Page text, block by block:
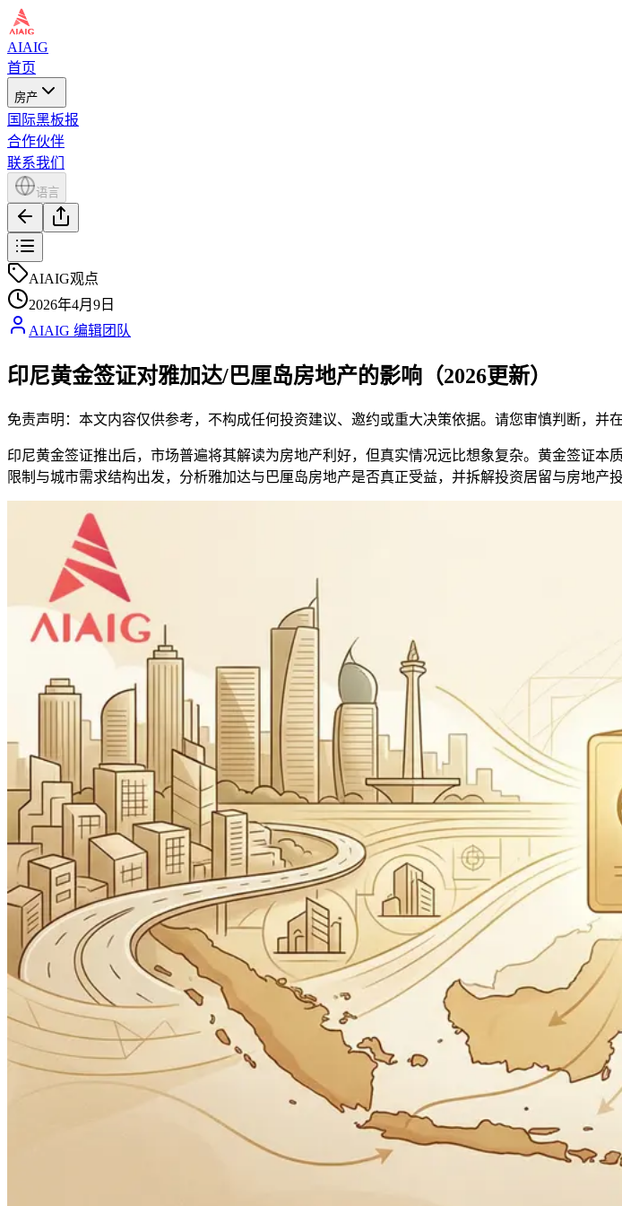
AIAIG
首页
房产
国际黑板报
合作伙伴
联系我们
语言
AIAIG观点
2026年4月9日
AIAIG 编辑团队
印尼黄金签证对雅加达/巴厘岛房地产的影响（2026更新）
免责声明：本文内容仅供参考，不构成任何投资建议、邀约或重大决策依据。请您审慎判断，并
印尼黄金签证推出后，市场普遍将其解读为房地产利好，但真实情况远比想象复杂。黄金签证
限制与城市需求结构出发，分析雅加达与巴厘岛房地产是否真正受益，并拆解投资居留与房地产